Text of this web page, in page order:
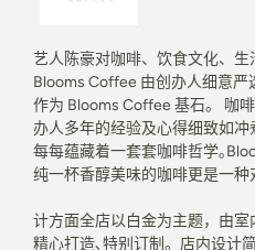
艺人陈豪对咖啡、饮食文化、
Blooms Coffee 由创办人细意
作为 Blooms Coffee 基石。 咖
办人多年的经验及心得细致如
每每蕴藏着一套套咖啡哲学｡
纯一杯香醇美味的咖啡更是一种
计方面全店以白金为主题，由
精心打造､特别订制。店内设计